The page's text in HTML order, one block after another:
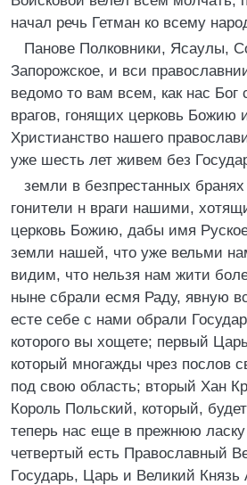
начал речь Гетман ко всему
Панове Полковники, Ясаулы,
Запорожское, и вси
ведомо то вам всем, как нас Бог
врагов, гонящих церковь Божию
Христианство нашего
уже шесть лет живем без
земли в безпрестанных
гонители н враги нашими,
церковь Божию, дабы имя
земли нашей, что уже вельми
видим, что нельзя нам жити
ныне сбрали есмя Раду, явную
есте себе с нами обрали
которого вы хощете; первый
который многажды чрез послов
под свою область; вторый Хан
Король Польский, который,
теперь нас еще в прежнюю
четвертый есть Православный
Государь, Царь и Великий Князь